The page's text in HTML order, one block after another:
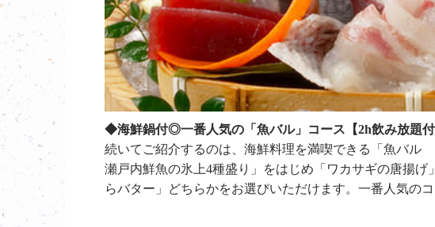
◆海鮮鍋付◎一番人気の「魚バル」コース【2h飲み放題付
続いてご紹介するのは、海鮮料理を満喫できる「魚バル
瀬戸内鮮魚の氷上4種盛り」をはじめ「ワカサギの唐揚
らバター」どちらかをお選びいただけます。一番人気の